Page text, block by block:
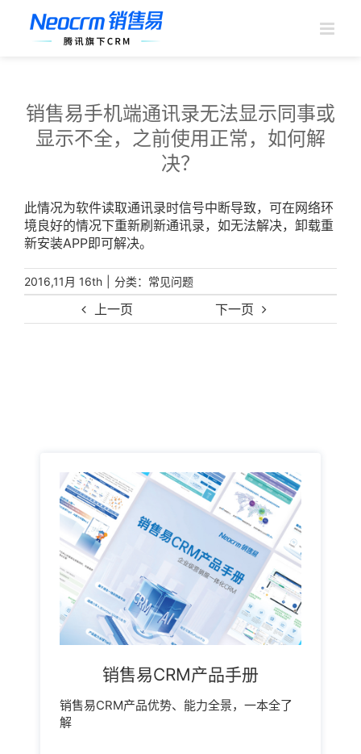
上一页 下一页
销售易手机端通讯录无法显示同事或
显示不全，之前使用正常，如何解
决？
此情况为软件读取通讯录时信号中断导致，可在网络环
境良好的情况下重新刷新通讯录，如无法解决，卸载重
新安装APP即可解决。
2016,11月 16th 分类： 常见问题
销售易CRM产品手册
销售易CRM产品优势、能力全景，一本全了
解